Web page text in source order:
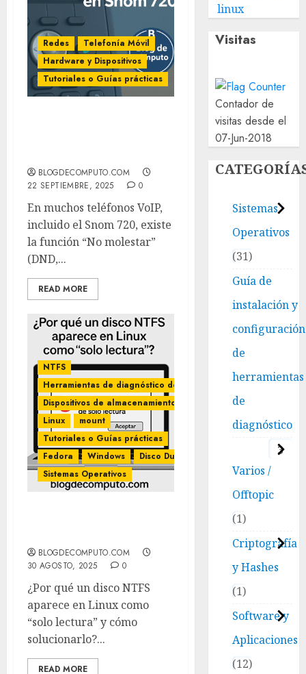
Redes
Telefonía Móvil
Hardware y Dispositivos
Tutoriales o Guías prácticas
BLOGDECOMPUTO.COM
22 SEPTIEMBRE, 2025
0
En muchos teléfonos VoIP,
incluido el Snom 720, existe
la función “No molestar”
(DND,...
READ MORE
NTFS
Herramientas de diagnóstico de disco
Dispositivos de almacenamiento
Linux
mount
Tutoriales o Guías prácticas
Fedora
Windows
Disco Duro
Sistemas Operativos
BLOGDECOMPUTO.COM
30 AGOSTO, 2025
0
¿Por qué un disco NTFS
aparece en Linux como
“solo lectura” y cómo
solucionarlo?...
READ MORE
linux
Visitas
Contador de
visitas desde el
07-Jun-2018
Sistemas
Operativos
31
Guía de
instalación y
configuración
de
herramientas
de
diagnóstico
3
Varios /
Offtopic
1
Criptografía
y Hashes
1
Software y
Aplicaciones
12